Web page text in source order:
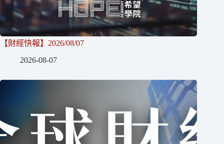
【財經快報】2026/08/07
2026-08-07